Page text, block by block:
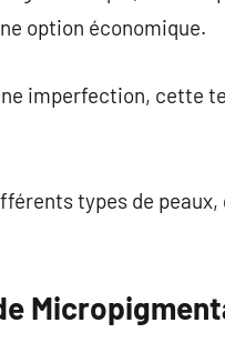
option économique.
imperfection, cette
types de